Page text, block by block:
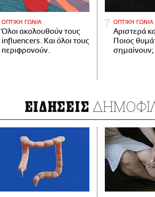
ΟΠΤΙΚΗ ΓΩΝΙΑ
Όλοι ακολουθούν τους
influencers. Και όλοι τους
περιφρονούν.
ΟΠΤΙΚΗ ΓΩΝΙΑ
Αριστερά
Ποιος
σημαίνουν;
ΕΙΔΗΣΕΙΣ